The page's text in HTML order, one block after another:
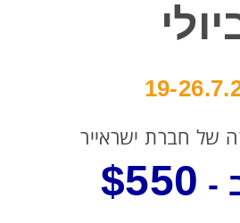
19-
של חברת ישראייר
-
$550